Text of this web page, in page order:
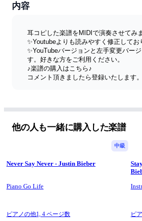
内容
耳コピした楽譜をMIDIで演奏させてみ
✨Youtubeよりも読みやすく修正してお
✨YouTubeバージョンと左手変更バー
す。好きな方をご利用ください。
♪楽譜の購入はこちら♪
コメント頂きましたら登録いたします
【kokomu】https://www.kokomu.jp/
【Piascore】
https://
♪YouTube、ブログ、ツイッターはこち
https://bit.ly/
https://labopiano.com/
初心者のための簡単ピアノ♪
リクエスト曲があればお気軽にどうぞ♪
新着通知が届くチャンネル登録をよろ
ます(^^)★
※原音ver.(原曲キーver.)以外は、初心者
他の人も一緒に購入した楽譜
中級
Never Say Never - Justin Bieber
Piano Go Life
ピアノの他1, 4 ページ数 ピ